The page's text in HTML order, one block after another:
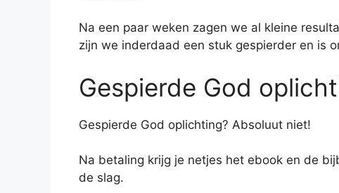
Na een paar weken zagen we al kleine
zijn we inderdaad een stuk gespierder en is
Gespierde God
Gespierde God oplichting? Absoluut niet!
Na betaling krijg je netjes het ebook en de
de slag.